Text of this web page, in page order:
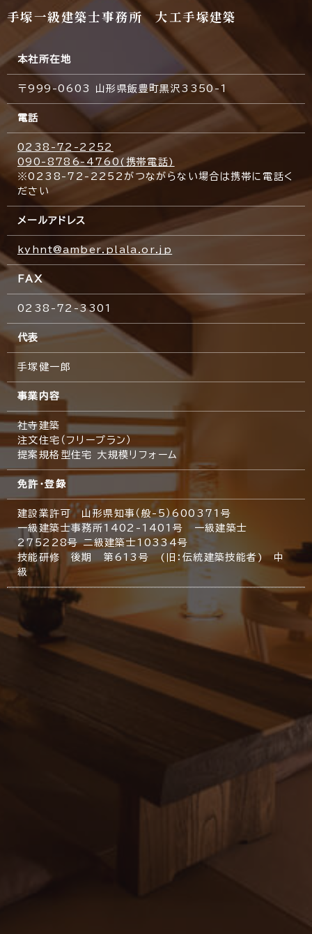
手塚一級建築士事務所 大工手塚建築
本社所在地
〒999-0603 山形県飯豊町黒沢3350-1
電話
0238-72-2252
090-8786-4760(携帯電話)
※0238-72-2252がつながらない場合は携帯に電話く
ださい
メールアドレス
kyhnt@amber.plala.or.jp
FAX
0238-72-3301
代表
手塚健一郎
事業内容
社寺建築
注文住宅（フリープラン）
提案規格型住宅 大規模リフォーム
免許・登録
建設業許可 山形県知事（般-5）600371号
一級建築士事務所1402-1401号 一級建築士
275228号 二級建築士10334号
技能研修 後期 第613号 (旧：伝統建築技能者) 中
級